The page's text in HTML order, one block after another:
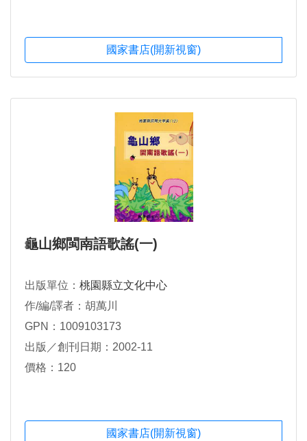
國家書店(開新視窗)
龜山鄉閩南語歌謠(一)
出版單位： 桃園縣立文化中心
作/編/譯者：胡萬川
GPN：1009103173
出版／創刊日期：2002-11
價格：120
國家書店(開新視窗)